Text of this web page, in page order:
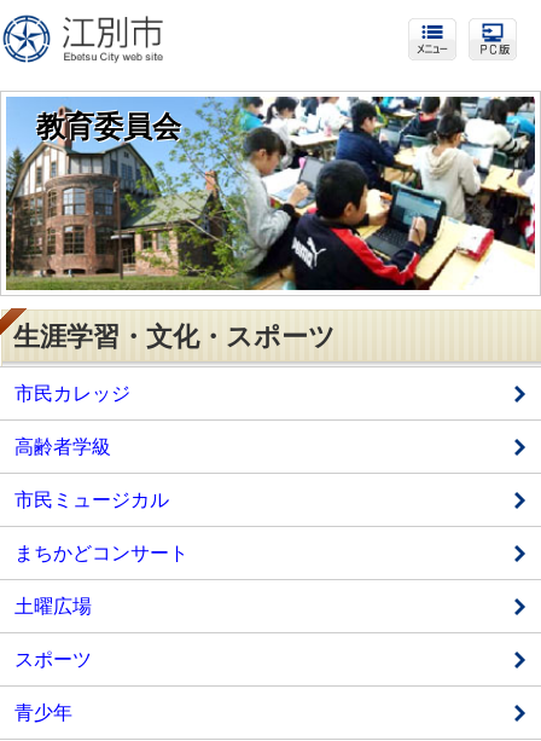
教育委員会
生涯学習・文化・スポーツ
市民カレッジ
高齢者学級
市民ミュージカル
まちかどコンサート
土曜広場
スポーツ
青少年